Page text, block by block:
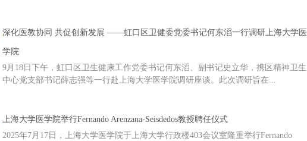
深化医教协同 共促创新发展 ——虹口区卫健委党委书记何东滔一行调研上海大学医
学院
9月18日下午，虹口区卫生健康工作党委书记何东滔、副书记史立华，携区精神卫生
中心党支部书记薛志强等一行赴上海大学医学院调研座谈。此次调研旨在...
上海大学医学院举行Fernando Arenzana-Seisdedos教授聘任仪式
2025年7月17日，上海大学医学院于上海大学行政楼403会议室隆重举行Fernando